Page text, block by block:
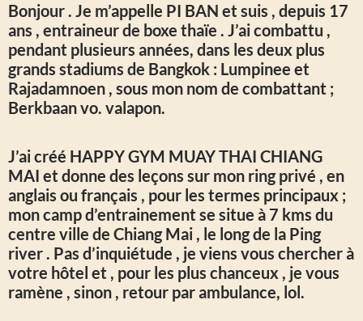
Bonjour . Je m’appelle PI BAN et suis , depuis 17
ans , entraineur de boxe thaïe . J’ai combattu ,
pendant plusieurs années, dans les deux plus
grands stadiums de Bangkok : Lumpinee et
Rajadamnoen , sous mon nom de combattant ;
Berkbaan vo. valapon.
J’ai créé HAPPY GYM MUAY THAI CHIANG
MAI et donne des leçons sur mon ring privé , en
anglais ou français , pour les termes principaux ;
mon camp d’entrainement se situe à 7 kms du
centre ville de Chiang Mai , le long de la Ping
river . Pas d’inquiétude , je viens vous chercher à
votre hôtel et , pour les plus chanceux , je vous
ramène , sinon , retour par ambulance, lol.